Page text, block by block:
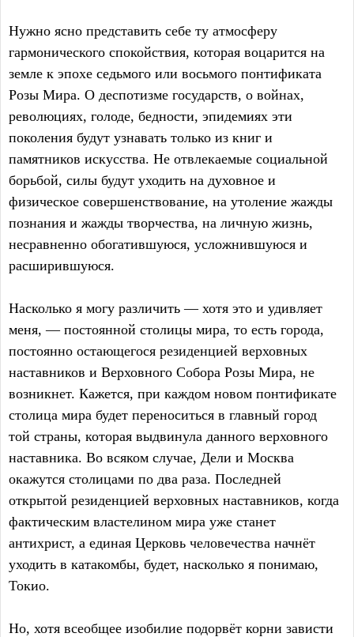
Нужно ясно представить себе ту атмосферу
гармонического спокойствия, которая воцарится на
земле к эпохе седьмого или восьмого понтификата
Розы Мира. О деспотизме государств, о войнах,
революциях, голоде, бедности, эпидемиях эти
поколения будут узнавать только из книг и
памятников искусства. Не отвлекаемые социальной
борьбой, силы будут уходить на духовное и
физическое совершенствование, на утоление жажды
познания и жажды творчества, на личную жизнь,
несравненно обогатившуюся, усложнившуюся и
расширившуюся.
Насколько я могу различить — хотя это и удивляет
меня, — постоянной столицы мира, то есть города,
постоянно остающегося резиденцией верховных
наставников и Верховного Собора Розы Мира, не
возникнет. Кажется, при каждом новом понтификате
столица мира будет переноситься в главный город
той страны, которая выдвинула данного верховного
наставника. Во всяком случае, Дели и Москва
окажутся столицами по два раза. Последней
открытой резиденцией верховных наставников, когда
фактическим властелином мира уже станет
антихрист, а единая Церковь человечества начнёт
уходить в катакомбы, будет, насколько я понимаю,
Токио.
Но, хотя всеобщее изобилие подорвёт корни зависти